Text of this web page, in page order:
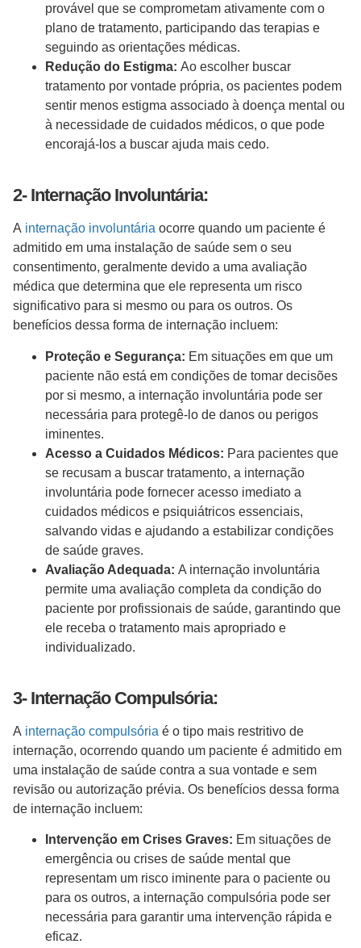
provável que se comprometam ativamente com o
plano de tratamento, participando das terapias e
seguindo as orientações médicas.
Redução do Estigma: Ao escolher buscar
tratamento por vontade própria, os pacientes podem
sentir menos estigma associado à doença mental ou
à necessidade de cuidados médicos, o que pode
encorajá-los a buscar ajuda mais cedo.
2- Internação Involuntária:
A internação involuntária ocorre quando um paciente é
admitido em uma instalação de saúde sem o seu
consentimento, geralmente devido a uma avaliação
médica que determina que ele representa um risco
significativo para si mesmo ou para os outros. Os
benefícios dessa forma de internação incluem:
Proteção e Segurança: Em situações em que um
paciente não está em condições de tomar decisões
por si mesmo, a internação involuntária pode ser
necessária para protegê-lo de danos ou perigos
iminentes.
Acesso a Cuidados Médicos: Para pacientes que
se recusam a buscar tratamento, a internação
involuntária pode fornecer acesso imediato a
cuidados médicos e psiquiátricos essenciais,
salvando vidas e ajudando a estabilizar condições
de saúde graves.
Avaliação Adequada: A internação involuntária
permite uma avaliação completa da condição do
paciente por profissionais de saúde, garantindo que
ele receba o tratamento mais apropriado e
individualizado.
3- Internação Compulsória:
A internação compulsória é o tipo mais restritivo de
internação, ocorrendo quando um paciente é admitido em
uma instalação de saúde contra a sua vontade e sem
revisão ou autorização prévia. Os benefícios dessa forma
de internação incluem:
Intervenção em Crises Graves: Em situações de
emergência ou crises de saúde mental que
representam um risco iminente para o paciente ou
para os outros, a internação compulsória pode ser
necessária para garantir uma intervenção rápida e
eficaz.